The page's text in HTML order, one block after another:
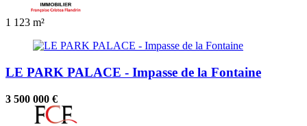
1 123 m²
LE PARK PALACE - Impasse de la Fontaine
3 500 000 €